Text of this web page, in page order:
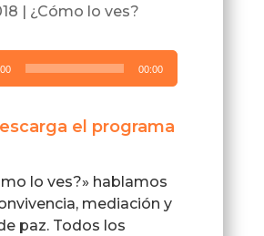
| ¿Cómo lo ves?
00:00
el programa
lo ves?» hablamos
mediación y
paz. Todos los